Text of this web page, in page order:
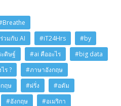
วมกับ AI #iT24Hrs
#by
ดิษฐ์ #ai คืออะไร
#big data
ร ?
#ภาษาอังกฤษ
ฤษ #ฝรั่ง
#อดัม
#อังกฤษ
#อเมริกา